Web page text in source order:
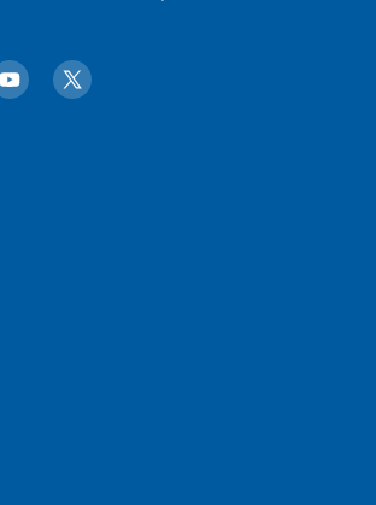
Facebook
auf Instagram
muenchen.de auf YouTube
muenchen.de auf X